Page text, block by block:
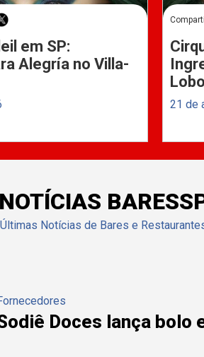
em SP:
Alegría no Villa-
21 de
NOTÍCIAS
Últimas Notícias de Bares e
Doces lança bolo